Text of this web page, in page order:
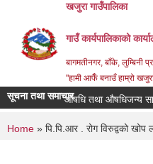
खजुरा गाउँपालिका
गाउँ कार्यपालिकाको
बागमतीनगर, बाँके, लुम्बिनी
"हामी आफैँ बनाउँ हाम्रो
सूचना तथा समाचारऔषधि तथा औषधिजन्य
You are here
Home » पि.पि.आर . रोग विरुद्वको